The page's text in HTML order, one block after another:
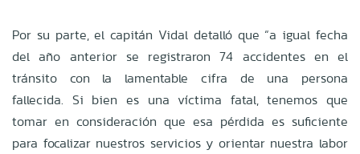
Por su parte, el capitán Vidal detalló que “a igual fecha
del año anterior se registraron 74 accidentes en el
tránsito con la lamentable cifra de una persona
fallecida. Si bien es una víctima fatal, tenemos que
tomar en consideración que esa pérdida es suficiente
para focalizar nuestros servicios y orientar nuestra labor